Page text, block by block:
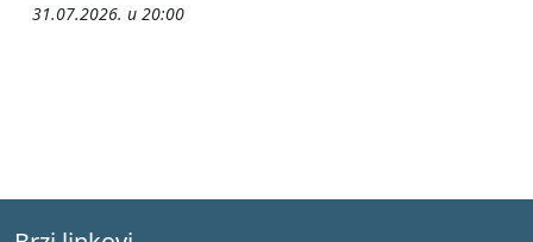
31.07.2026. u 20:00